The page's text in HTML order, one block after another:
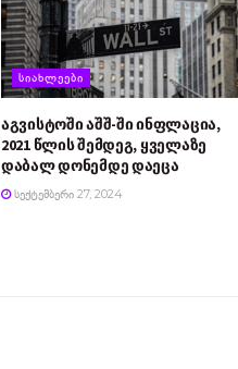
ᲡᲘᲐᲮᲚᲔᲔᲑᲘ
აგვისტოში აშშ-ში ინფლაცია,
2021 წლის შემდეგ, ყველაზე
დაბალ დონემდე დაეცა
ᲡᲔᲥᲢᲔᲛᲑᲔᲠᲘ 27, 2024